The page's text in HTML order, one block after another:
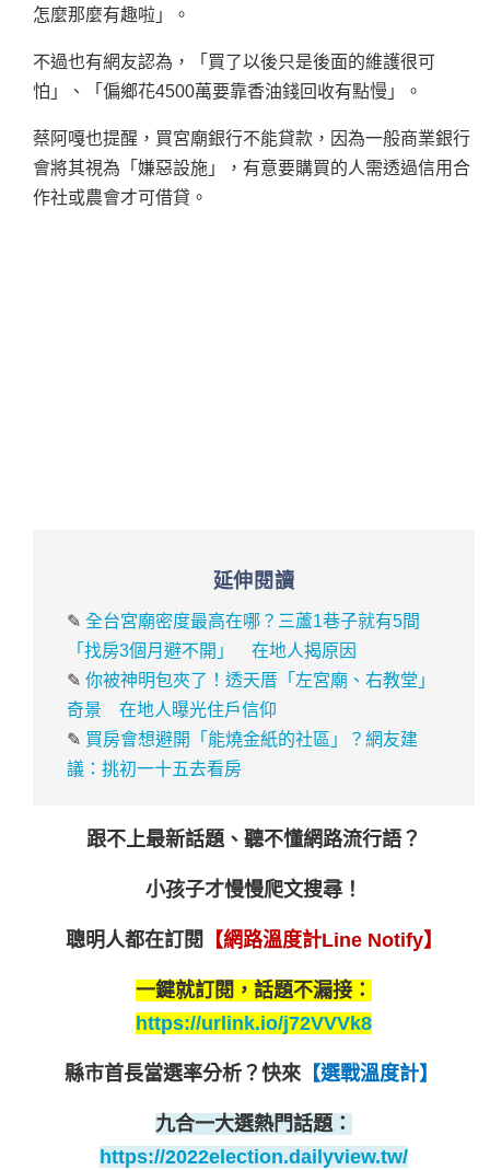
怎麼那麼有趣啦」。
不過也有網友認為，「買了以後只是後面的維護很可
怕」、「偏鄉花4500萬要靠香油錢回收有點慢」。
蔡阿嘎也提醒，買宮廟銀行不能貸款，因為一般商業銀行
會將其視為「嫌惡設施」，有意要購買的人需透過信用合
作社或農會才可借貸。
延伸閱讀
✎全台宮廟密度最高在哪？三蘆1巷子就有5間
「找房3個月避不開」 在地人揭原因
✎你被神明包夾了！透天厝「左宮廟、右教堂」
奇景 在地人曝光住戶信仰
✎ 買房會想避開「能燒金紙的社區」？網友建
議：挑初一十五去看房
跟不上最新話題、聽不懂網路流行語？
小孩子才慢慢爬文搜尋！
聰明人都在訂閱 【網路溫度計Line Notify】
一鍵就訂閱，話題不漏接：
https://urlink.io/j72VVVk8
縣市首長當選率分析？ 快來【選戰溫度計】
九合一大選熱門話題：
https://2022election.dailyview.tw/